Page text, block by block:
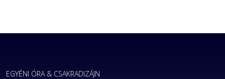
EGYÉNI ÓRA & CSAKRADIZÁJN